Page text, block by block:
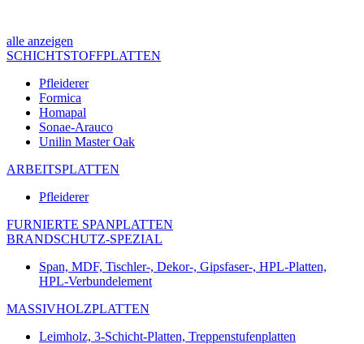
alle anzeigen
SCHICHTSTOFFPLATTEN
Pfleiderer
Formica
Homapal
Sonae-Arauco
Unilin Master Oak
ARBEITSPLATTEN
Pfleiderer
FURNIERTE SPANPLATTEN
BRANDSCHUTZ-SPEZIAL
Span, MDF, Tischler-, Dekor-, Gipsfaser-, HPL-Platten,
HPL-Verbundelement
MASSIVHOLZPLATTEN
Leimholz, 3-Schicht-Platten, Treppenstufenplatten